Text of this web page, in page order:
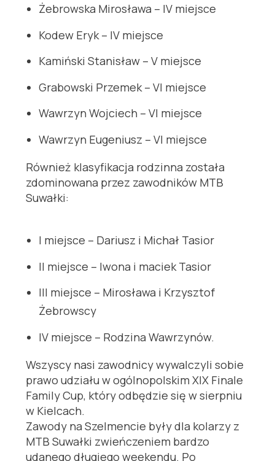
Żebrowska Mirosława – IV miejsce
Kodew Eryk – IV miejsce
Kamiński Stanisław – V miejsce
Grabowski Przemek – VI miejsce
Wawrzyn Wojciech – VI miejsce
Wawrzyn Eugeniusz – VI miejsce
Również klasyfikacja rodzinna została
zdominowana przez zawodników MTB
Suwałki:
I miejsce – Dariusz i Michał Tasior
II miejsce – Iwona i maciek Tasior
III miejsce – Mirosława i Krzysztof
Żebrowscy
IV miejsce – Rodzina Wawrzynów.
Wszyscy nasi zawodnicy wywalczyli sobie
prawo udziału w ogólnopolskim XIX Finale
Family Cup, który odbędzie się w sierpniu
w Kielcach.
Zawody na Szelmencie były dla kolarzy z
MTB Suwałki zwieńczeniem bardzo
udanego długiego weekendu. Po